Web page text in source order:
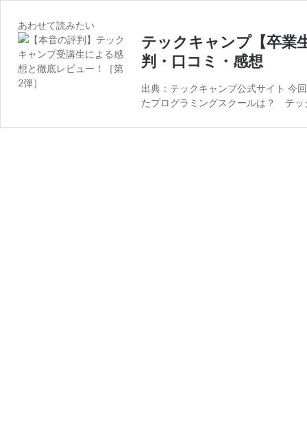
あわせて読みたい
テックキャンプ【卒業
判・口コミ・感想
出典：テックキャンプ公式サイト
たプログラミングスクールは？ テ